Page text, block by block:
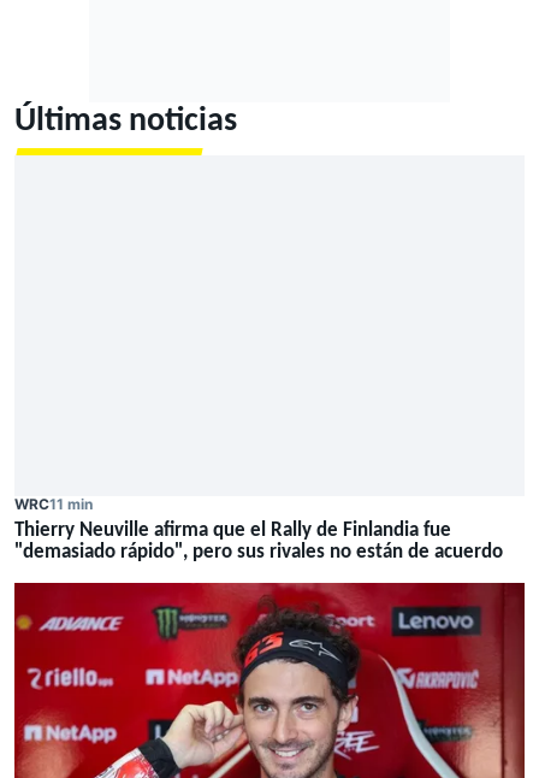
Últimas noticias
WRC11 min
Thierry Neuville afirma que el Rally de Finlandia fue
"demasiado rápido", pero sus rivales no están de acuerdo